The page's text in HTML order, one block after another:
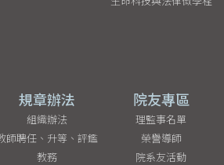
規章辦法
組織辦法
師聘任、升等、評鑑
教務
院友專區
理監事名單
榮譽導師
院系友活動